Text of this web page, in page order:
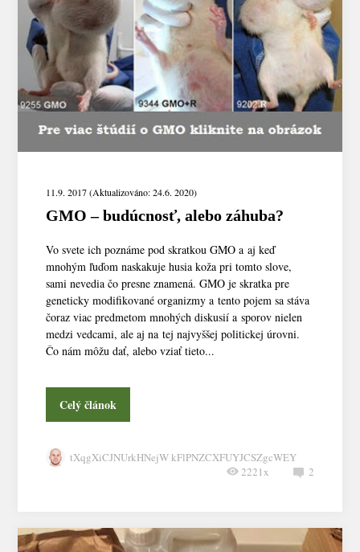
11.9. 2017 (Aktualizováno: 24.6. 2020)
GMO – budúcnosť, alebo záhuba?
Vo svete ich poznáme pod skratkou GMO a aj keď
mnohým ľuďom naskakuje husia koža pri tomto slove,
sami nevedia čo presne znamená. GMO je skratka pre
geneticky modifikované organizmy a tento pojem sa stáva
čoraz viac predmetom mnohých diskusií a sporov nielen
medzi vedcami, ale aj na tej najvyššej politickej úrovni.
Čo nám môžu dať, alebo vziať tieto...
Celý článok
tXqgXiCJNUrkHNejW kFlPNZCXFUYJCSZgcWEY
2
2221x